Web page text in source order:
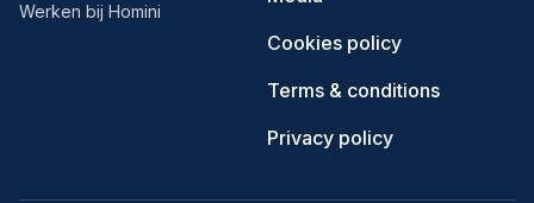
Werken bij Homini
Cookies policy
Terms & conditions
Privacy policy